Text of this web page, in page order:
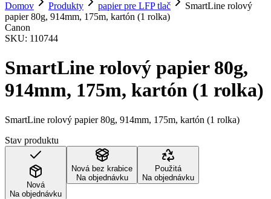
Domov Produkty papier pre LFP tlač
SmartLine rolový
papier 80g, 914mm, 175m, kartón (1 rolka)
Canon
SKU: 110744
SmartLine rolový papier 80g,
914mm, 175m, kartón (1 rolka)
SmartLine rolový papier 80g, 914mm, 175m, kartón (1 rolka)
Stav produktu
Nová
Na objednávku
Nová bez krabice
Na objednávku
Použitá
Na objednávku